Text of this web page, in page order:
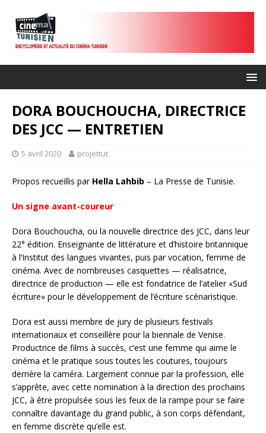
DORA BOUCHOUCHA, DIRECTRICE
DES JCC — ENTRETIEN
5 avril 2020 projettut
Propos recueillis parHella Lahbib – La Presse de Tunisie.
Un signe avant-coureur
Dora Bouchoucha, ou la nouvelle directrice des JCC, dans leur
22° édition. Enseignante de littérature et d’histoire britannique
à l’Institut des langues vivantes, puis par vocation, femme de
cinéma. Avec de nombreuses casquettes — réalisatrice,
directrice de production — elle est fondatrice de l’atelier «Sud
écriture» pour le développement de l’écriture scénaristique.
Dora est aussi membre de jury de plusieurs festivals
internationaux et conseillère pour la biennale de Venise.
Productrice de films à succès, c’est une femme qui aime le
cinéma et le pratique sous toutes les coutures, toujours
derrière la caméra. Largement connue par la profession, elle
s’apprête, avec cette nomination à la direction des prochains
JCC, à être propulsée sous les feux de la rampe pour se faire
connaître davantage du grand public, à son corps défendant,
en femme discrète qu’elle est.